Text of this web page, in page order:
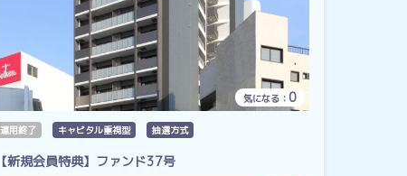
気になる： 0
運用終了 キャピタル重視型 抽選方式
【新規会員特典】ファンド37号